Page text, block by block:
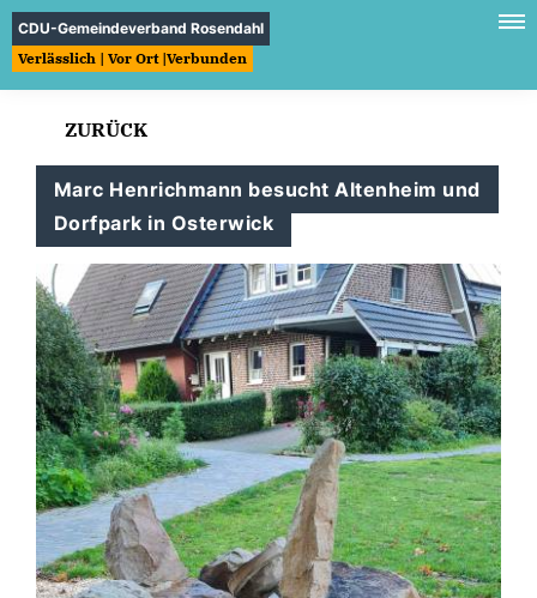
CDU-Gemeindeverband Rosendahl
Verlässlich | Vor Ort |Verbunden
ZURÜCK
Marc Henrichmann besucht Altenheim und
Dorfpark in Osterwick